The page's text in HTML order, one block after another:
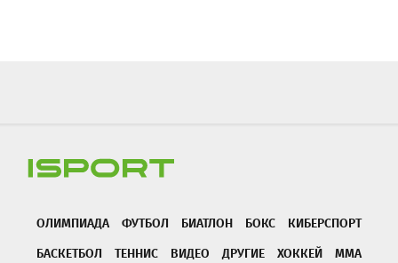
ОЛИМПИАДА ФУТБОЛ БИАТЛОН БОКС
КИБЕРСПОРТ
БАСКЕТБОЛ
ТЕННИС ВИДЕО ДРУГИЕ ХОККЕЙ
ММА